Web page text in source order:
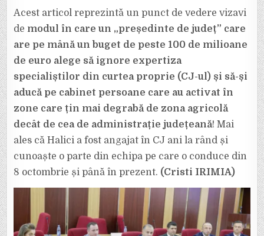
Acest articol reprezintă un punct de vedere vizavi
de modul în care un „președinte de județ” care
are pe mână un buget de peste 100 de milioane
de euro alege să ignore expertiza
specialiștilor din curtea proprie (CJ-ul) și să-și
aducă pe cabinet persoane care au activat în
zone care țin mai degrabă de zona agricolă
decât de cea de administrație județeană! Mai
ales că Halici a fost angajat în CJ ani la rând și
cunoaște o parte din echipa pe care o conduce din
8 octombrie și până în prezent. (Cristi IRIMIA)